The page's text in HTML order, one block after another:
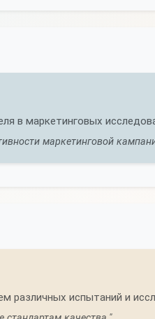
в маркетинговых
маркетинговой
испытаний и